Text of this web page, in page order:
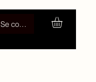
Se connecter